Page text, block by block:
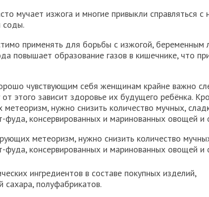
мучает изжога и многие привыкли справляться с
соды.
применять для борьбы с изжогой, беременным
повышает образование газов в кишечнике, что
чувствующим себя женщинам крайне важно
этого зависит здоровье их будущего ребёнка.
нужно снизить количество мучных,
консервированных и маринованных овощей и
метеоризм, нужно снизить количество
консервированных и маринованных овощей и
ингредиентов в составе покупных изделий,
сахара, полуфабрикатов.